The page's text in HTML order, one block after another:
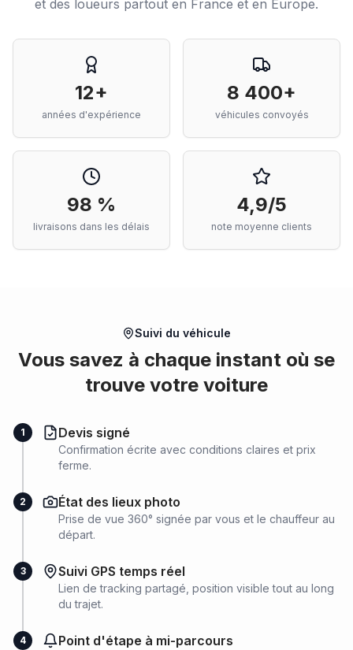
et des loueurs partout en France et en Europe.
12+
années d'expérience
8 400+
véhicules convoyés
98 %
livraisons dans les délais
4,9/5
note moyenne clients
Suivi du véhicule
Vous savez à chaque instant où se
trouve votre voiture
1 Devis signé
Confirmation écrite avec conditions claires et prix
ferme.
2 État des lieux photo
Prise de vue 360° signée par vous et le chauffeur au
départ.
3 Suivi GPS temps réel
Lien de tracking partagé, position visible tout au long
du trajet.
4 Point d'étape à mi-parcours